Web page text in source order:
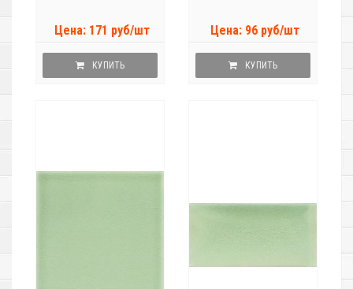
Цена: 171 руб/шт
КУПИТЬ
Цена: 96 руб/шт
КУПИТЬ